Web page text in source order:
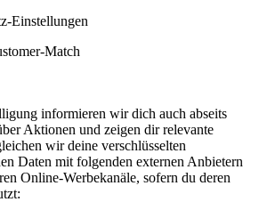
Einstellungen
Match
informieren wir dich auch abseits
Aktionen und zeigen dir relevante
wir deine verschlüsselten
Daten mit folgenden externen Anbietern
Online-Werbekanäle, sofern du deren